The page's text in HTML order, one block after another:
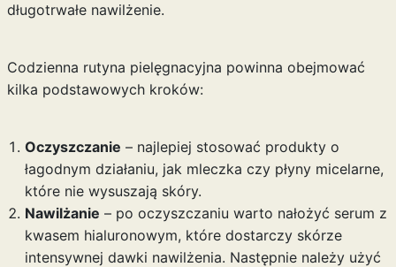
długotrwałe nawilżenie.
Codzienna rutyna pielęgnacyjna powinna obejmować
kilka podstawowych kroków:
Oczyszczanie – najlepiej stosować produkty o
łagodnym działaniu, jak mleczka czy płyny micelarne,
które nie wysuszają skóry.
Nawilżanie – po oczyszczaniu warto nałożyć serum z
kwasem hialuronowym, które dostarczy skórze
intensywnej dawki nawilżenia. Następnie należy użyć